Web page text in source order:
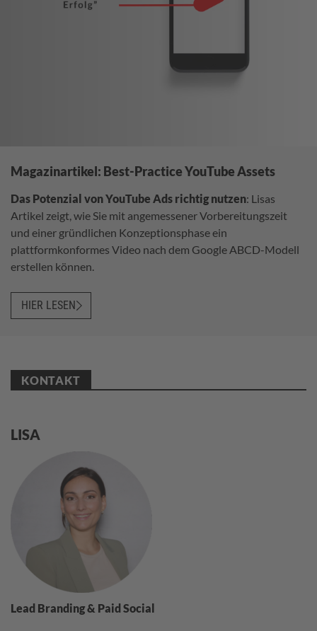
Magazinartikel: Best-Practice YouTube Assets
Das Potenzial von YouTube Ads richtig nutzen: Lisas
Artikel zeigt, wie Sie mit angemessener Vorbereitungszeit
und einer gründlichen Konzeptionsphase ein
plattformkonformes Video nach dem Google ABCD-Modell
erstellen können.
HIER LESEN
KONTAKT
LISA
Lead Branding & Paid Social